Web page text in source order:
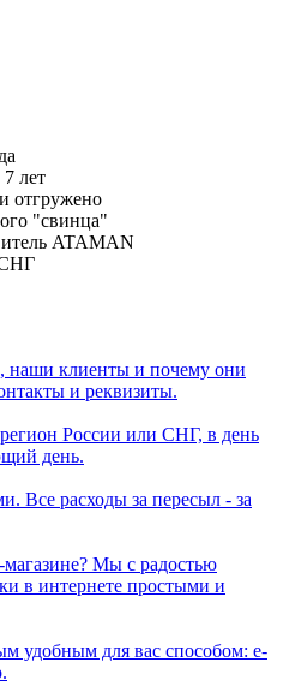
лет
отгружено
"свинца"
ATAMAN
СНГ
наши клиенты и почему они
и реквизиты.
России или СНГ, в день
день.
Все расходы за пересыл - за
Мы с радостью
в интернете простыми и
удобным для вас способом: e-